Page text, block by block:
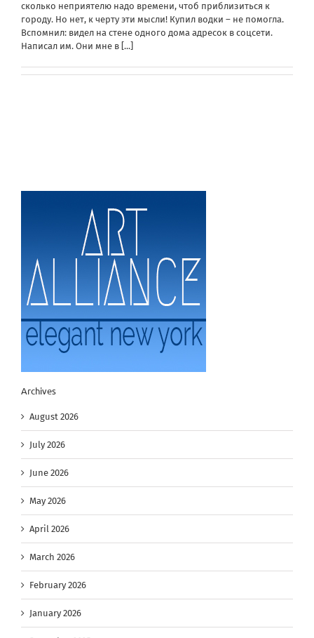
сколько неприятелю надо времени, чтоб приблизиться к
городу. Но нет, к черту эти мысли! Купил водки – не помогла.
Вспомнил: видел на стене одного дома адресок в соцсети.
Написал им. Они мне в [...]
Archives
August 2026
July 2026
June 2026
May 2026
April 2026
March 2026
February 2026
January 2026